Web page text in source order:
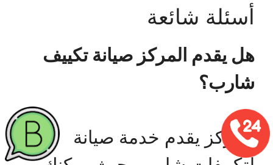
أسئلة شائعة
هل يقدم المركز صيانة تكييف
شارب؟
المركز يقدم خدمة صيانة